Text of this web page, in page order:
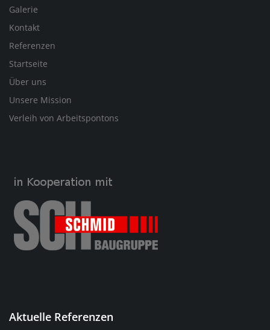
Galerie
Kontakt
Referenzen
Startseite
Über uns
Unsere Mission
Verleih von Arbeitspontons
Aktuelle Referenzen